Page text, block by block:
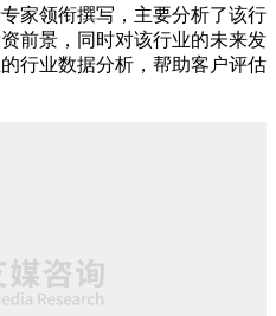
家领衔撰写，主要分析了该行
前景，同时对该行业的未来发
行业数据分析，帮助客户评估